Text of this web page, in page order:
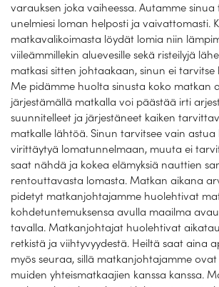
varauksen joka vaiheessa. Autamme
unelmiesi loman helposti ja vaivattomasti.
matkavalikoimasta löydät lomia niin
viileämmillekin aluevesille sekä risteilyjä
matkasi sitten johtaakaan, sinun ei
Me pidämme huolta sinusta koko matkan
järjestämällä matkalla voi päästää irti
suunnitelleet ja järjestäneet kaiken
matkalle lähtöä. Sinun tarvitsee vain astua
virittäytyä lomatunnelmaan, muuta ei
saat nähdä ja kokea elämyksiä nauttien
rentouttavasta lomasta. Matkan aikana
pidetyt matkanjohtajamme huolehtivat
kohdetuntemuksensa avulla maailma
tavalla. Matkanjohtajat huolehtivat
retkistä ja viihtyvyydestä. Heiltä saat aina
myös seuraa, sillä matkanjohtajamme
muiden yhteismatkaajien kanssa kanssa.